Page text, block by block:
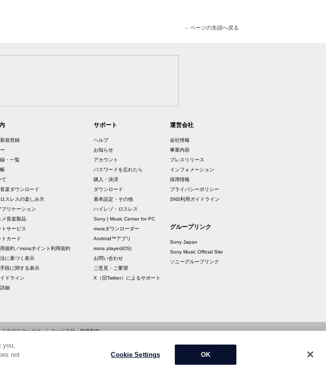
ページの先頭へ戻る
規登録
・一覧
て
楽ダウンロード
スレスの楽しみ方
リケーション
メ音楽製品
サービス
トカード
規約／moraポイント利用規約
に基づく表示
段に関する表示
ドライン
細
サポート
ヘルプ
お知らせ
アカウント
パスワードを忘れたら
購入・決済
ダウンロード
基本設定・その他
ハイレゾ・ロスレス
Sony | Music Center for PC
moraダウンローダー
Android™アプリ
mora player(iOS)
お問い合わせ
ご意見・ご要望
X（旧Twitter）によるサポート
運営会社
会社情報
事業内容
プレスリリース
インフォメーション
採用情報
プライバシーポリシー
SNS利用ガイドライン
グループリンク
Sony Japan
Sony Music Official Site
ソニーグループリンク
このエルマークは、レコード会社・映像制作
す。 RIAJ10006001
All rights reserved.
you,
not
Cookie Settings OK